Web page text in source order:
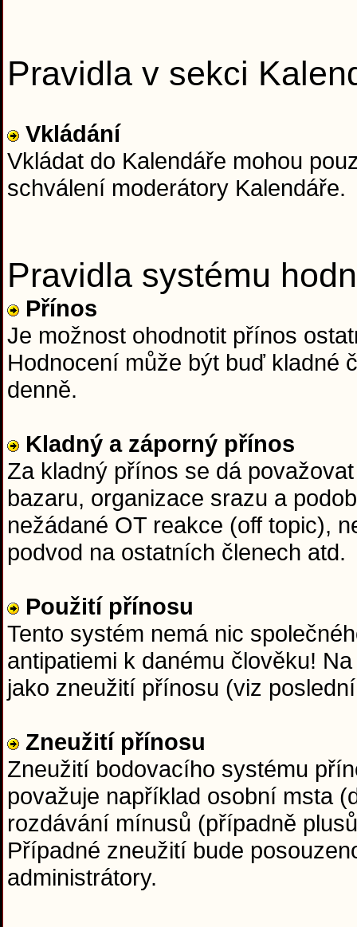
Pravidla v sekci
Vkládání
Vkládat do Kalendáře mohou
schválení moderátory Kalendáře.
Pravidla systému
Přínos
Je možnost ohodnotit přínos
Hodnocení může být buď kladné
denně.
Kladný a záporný přínos
Za kladný přínos se dá
bazaru, organizace srazu a
nežádané OT reakce (off topic),
podvod na ostatních členech atd.
Použití přínosu
Tento systém nemá nic
antipatiemi k danému člověku!
jako zneužití přínosu (viz
Zneužití přínosu
Zneužití bodovacího systému
považuje například osobní msta
rozdávání mínusů (případně
Případné zneužití bude
administrátory.